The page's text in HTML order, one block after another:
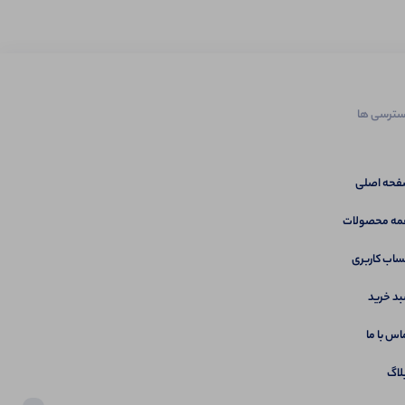
ها
اصلی
محصولات
کاربری
خرید
با ما